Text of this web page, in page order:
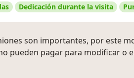
Dedicación durante la visita
son importantes, por este
pueden pagar para modificar o